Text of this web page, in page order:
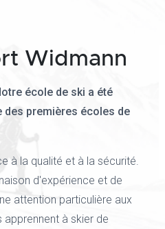
Widmann
école de ski a été
des premières écoles de
à la qualité et à la sécurité.
d'expérience et de
attention particulière aux
à skier de